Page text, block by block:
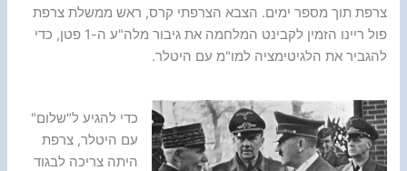
צרפת תוך מספר ימים. הצבא הצרפתי קרס, ראש ממשלת צרפת
פול ריינו הזמין לקבינט המלחמה את גיבור מלה"ע ה-1 פטן, כדי
להגביר את הלגיטימציה למו"מ עם היטלר.
כדי להגיע ל"שלום"
עם היטלר, צרפת
היתה צריכה לבגוד